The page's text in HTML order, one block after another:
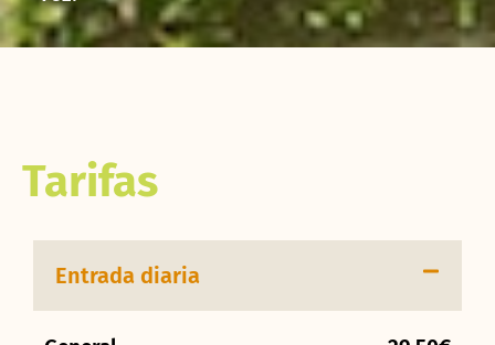
Tarifas
Entrada diaria